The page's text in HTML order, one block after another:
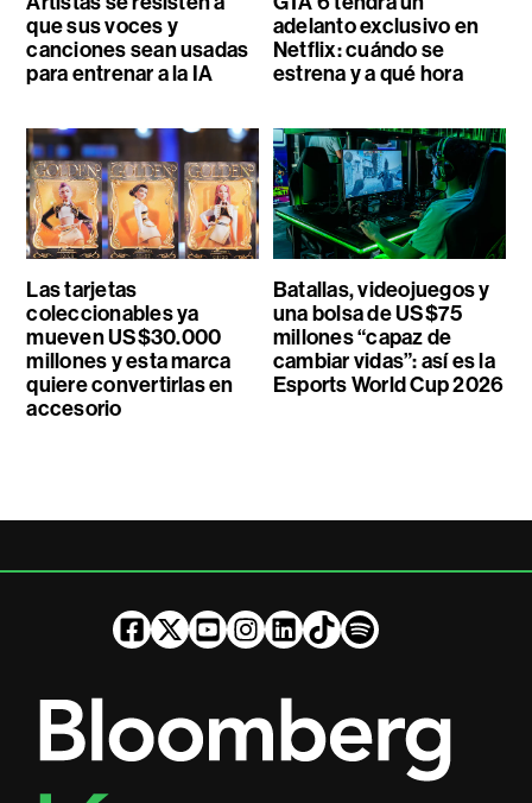
que sus voces y
canciones sean usadas
para entrenar a la IA
adelanto exclusivo en
Netflix: cuándo se
estrena y a qué hora
Las tarjetas
coleccionables ya
mueven US$30.000
millones y esta marca
quiere convertirlas en
accesorio
Batallas, videojuegos y
una bolsa de US$75
millones “capaz de
cambiar vidas”: así es la
Esports World Cup 2026